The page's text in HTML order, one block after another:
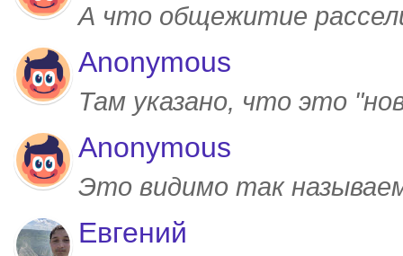
А что общежитие
Anonymous
Там указано, что это
Anonymous
Это видимо так
Евгений